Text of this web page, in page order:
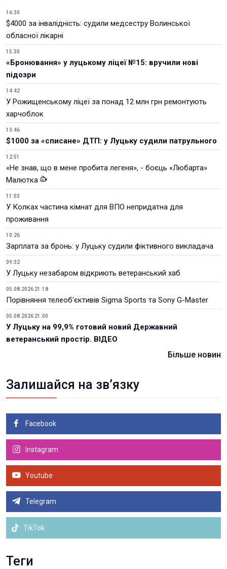
16:30
$4000 за інвалідність: судили медсестру Волинської
обласної лікарні
15:30
«Бронювання» у луцькому ліцеї №15: вручили нові
підозри
14:42
У Рожищенському ліцеї за понад 12 млн грн ремонтують
харчоблок
13:46
$1000 за «списане» ДТП: у Луцьку судили патрульного
12:51
«Не знав, що в мене пробита легеня», - боєць «Любарта»
Малютка
11:03
У Колках частина кімнат для ВПО непридатна для
проживання
10:26
Зарплата за бронь: у Луцьку судили фіктивного викладача
09:32
У Луцьку незабаром відкриють ветеранський хаб
05.08.2026 21:18
Порівняння телеоб'єктивів Sigma Sports та Sony G-Master
05.08.2026 21:00
У Луцьку на 99,9% готовий новий Державний
ветеранський простір. ВІДЕО
Більше новин
Залишайся на зв’язку
Facebook
Instagram
Youtube
Telegram
TikTok
Теги